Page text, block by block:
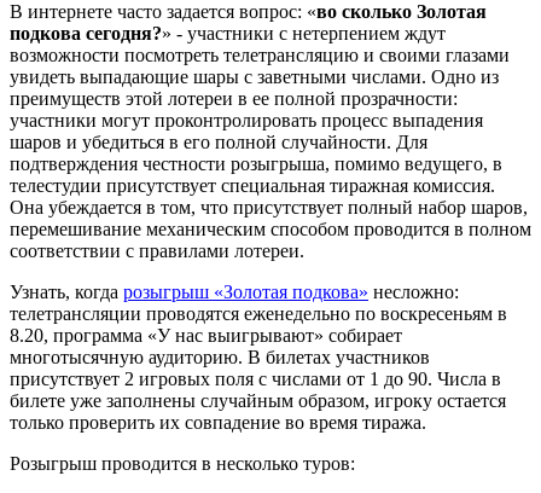
В интернете часто задается вопрос: «во сколько Золотая
подкова сегодня?» - участники с нетерпением ждут
возможности посмотреть телетрансляцию и своими глазами
увидеть выпадающие шары с заветными числами. Одно из
преимуществ этой лотереи в ее полной прозрачности:
участники могут проконтролировать процесс выпадения
шаров и убедиться в его полной случайности. Для
подтверждения честности розыгрыша, помимо ведущего, в
телестудии присутствует специальная тиражная комиссия.
Она убеждается в том, что присутствует полный набор шаров,
перемешивание механическим способом проводится в полном
соответствии с правилами лотереи.
Узнать, когда розыгрыш «Золотая подкова» несложно:
телетрансляции проводятся еженедельно по воскресеньям в
8.20, программа «У нас выигрывают» собирает
многотысячную аудиторию. В билетах участников
присутствует 2 игровых поля с числами от 1 до 90. Числа в
билете уже заполнены случайным образом, игроку остается
только проверить их совпадение во время тиража.
Розыгрыш проводится в несколько туров: